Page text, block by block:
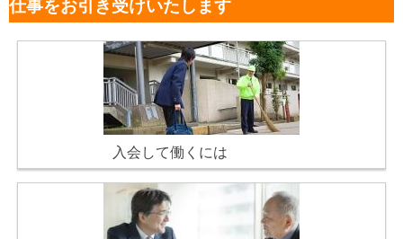
仕事をお引き受けいたします
入会して働くには